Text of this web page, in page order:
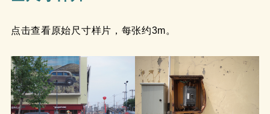
点击查看原始尺寸样片，每张约3m。